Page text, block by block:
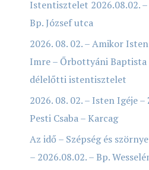
Istentisztelet 2026.08.02.
Bp. József utca
2026. 08. 02. – Amikor
Imre – Őrbottyáni Baptista
délelőtti istentisztelet
2026. 08. 02. – Isten Igéje
Pesti Csaba – Karcag
Az idő – Szépség és
– 2026.08.02. – Bp.